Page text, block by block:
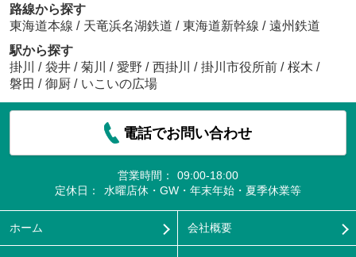
路線から探す
東海道本線 / 天竜浜名湖鉄道 / 東海道新幹線 / 遠州鉄道
駅から探す
掛川
/ 袋井 / 菊川 / 愛野 / 西掛川 / 掛川市役所前 / 桜木 /
磐田 / 御厨 / いこいの広場
電話でお問い合わせ
営業時間：
09:00-18:00
定休日：
水曜店休・GW・年末年始・夏季休業等
ホーム 会社概要